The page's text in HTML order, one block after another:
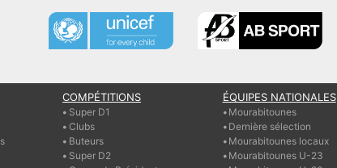
COMPÉTITIONS
Super D1
Clubs
Buteurs
Super D2
ÉQUIPES NATIONALES
Mourabitounes
Dernière sélection
Mourabitounes locaux
Mourabitounes U-23